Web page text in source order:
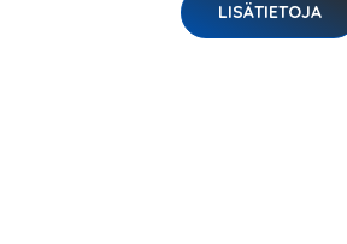
LISÄTIETOJA